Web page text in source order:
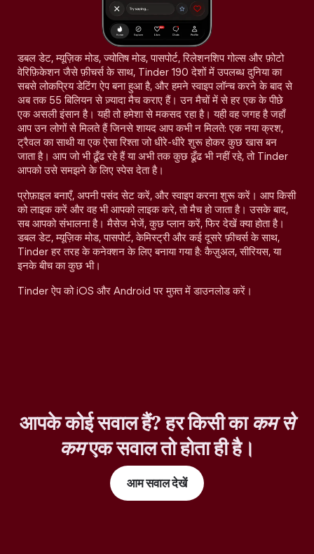
डबल डेट, म्यूज़िक मोड, ज्योतिष मोड, पासपोर्ट, रिलेशनशिप गोल्स और फ़ोटो
वेरिफ़िकेशन जैसे फ़ीचर्स के साथ, Tinder 190 देशों में उपलब्ध दुनिया का
सबसे लोकप्रिय डेटिंग ऐप बना हुआ है, और हमने स्वाइप लॉन्च करने के बाद से
अब तक 55 बिलियन से ज़्यादा मैच कराए हैं। उन मैचों में से हर एक के पीछे
एक असली इंसान है। यही तो हमेशा से मकसद रहा है। यही वह जगह है जहाँ
आप उन लोगों से मिलते हैं जिनसे शायद आप कभी न मिलते: एक नया क्रश,
ट्रैवल का साथी या एक ऐसा रिश्ता जो धीरे-धीरे शुरू होकर कुछ खास बन
जाता है। आप जो भी ढूँढ रहे हैं या अभी तक कुछ ढूँढ भी नहीं रहे, तो Tinder
आपको उसे समझने के लिए स्पेस देता है।
प्रोफ़ाइल बनाएँ, अपनी पसंद सेट करें, और स्वाइप करना शुरू करें। आप किसी
को लाइक करें और वह भी आपको लाइक करे, तो मैच हो जाता है। उसके बाद,
सब आपको संभालना है। मैसेज भेजें, कुछ प्लान करें, फिर देखें क्या होता है।
डबल डेट, म्यूज़िक मोड, पासपोर्ट, केमिस्ट्री और कई दूसरे फ़ीचर्स के साथ,
Tinder हर तरह के कनेक्शन के लिए बनाया गया है: कैज़ुअल, सीरियस, या
इनके बीच का कुछ भी।
Tinder ऐप को iOS और Android पर मुफ़्त में डाउनलोड करें।
आपके कोई सवाल हैं? हर किसी काकम से
कमएक सवाल तो होता ही है।
आम सवाल देखें